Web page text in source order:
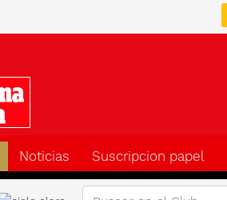
Noticias Suscripcion papel